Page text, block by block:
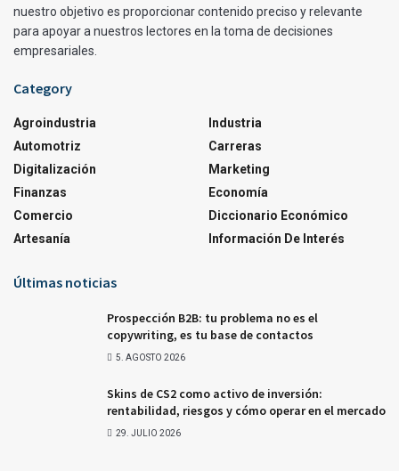
nuestro objetivo es proporcionar contenido preciso y relevante
para apoyar a nuestros lectores en la toma de decisiones
empresariales.
Category
Agroindustria
Automotriz
Digitalización
Finanzas
Comercio
Artesanía
Industria
Carreras
Marketing
Economía
Diccionario Económico
Información De Interés
Últimas noticias
Prospección B2B: tu problema no es el
copywriting, es tu base de contactos
5. AGOSTO 2026
Skins de CS2 como activo de inversión:
rentabilidad, riesgos y cómo operar en el mercado
29. JULIO 2026